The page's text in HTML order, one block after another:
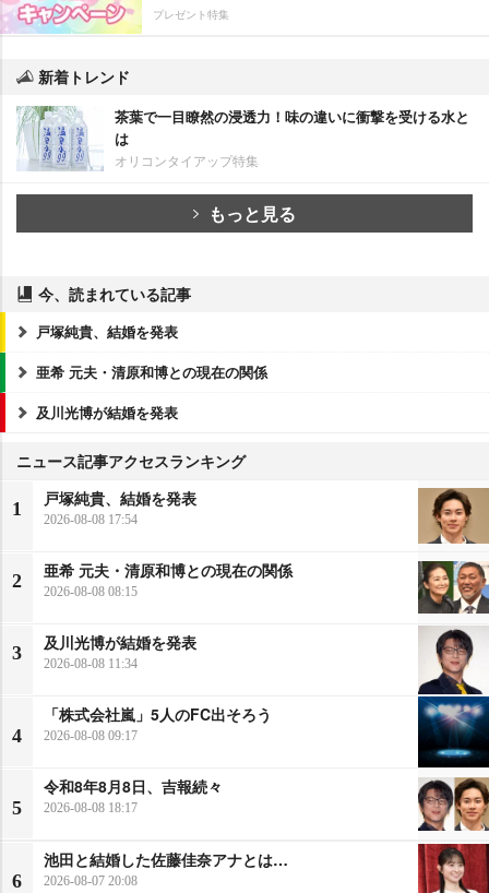
プレゼント特集
新着トレンド
茶葉で一目瞭然の浸透力！味の違いに衝撃を受ける水と
は
オリコンタイアップ特集
もっと見る
今、読まれている記事
戸塚純貴、結婚を発表
亜希 元夫・清原和博との現在の関係
及川光博が結婚を発表
ニュース記事アクセスランキング
1
戸塚純貴、結婚を発表
2026-08-08 17:54
2
亜希 元夫・清原和博との現在の関係
2026-08-08 08:15
3
及川光博が結婚を発表
2026-08-08 11:34
4
「株式会社嵐」5人のFC出そろう
2026-08-08 09:17
5
令和8年8月8日、吉報続々
2026-08-08 18:17
6
池田と結婚した佐藤佳奈アナとは…
2026-08-07 20:08